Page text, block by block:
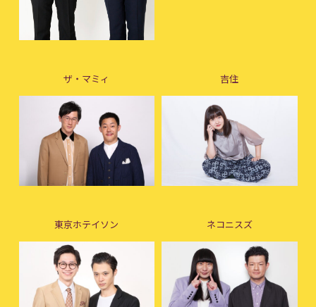
ザ・マミィ 吉住
東京ホテイソン ネコニスズ